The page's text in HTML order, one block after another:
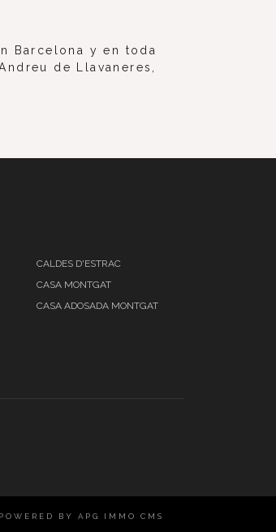
Barcelona y en toda
de Llavaneres,
CALDES D'ESTRAC
CASA MONTGAT
CASA ADOSADA MONTGAT
BY APG IMMO CMS